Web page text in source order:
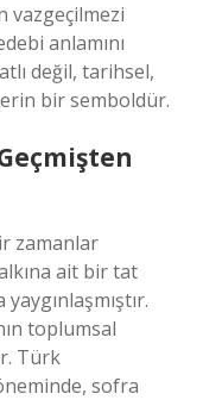
vazgeçilmezi
anlamını
değil, tarihsel,
bir semboldür.
zamanlar
ait bir tat
toplumsal
Türk
sofra